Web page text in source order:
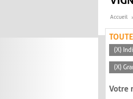
Accueil
(X)
(X)
Votre